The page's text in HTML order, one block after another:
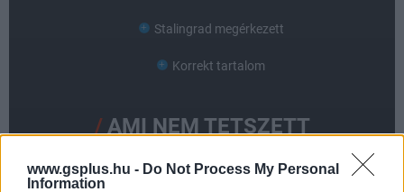
www.gsplus.hu - Do Not Process My Personal
Information
Stalingrad megérkezett
Korrekt tartalom
AMI NEM TETSZETT
Láttunk már jobb multipályákat